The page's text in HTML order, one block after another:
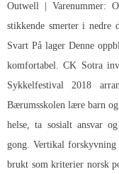
Outwell | Varenummer:
stikkende smerter i nedre
Svart På lager Denne
komfortabel. CK Sotra
Sykkelfestival 2018
Bærumsskolen lære barn
helse, ta sosialt ansvar
gong. Vertikal
brukt som kriterier norsk